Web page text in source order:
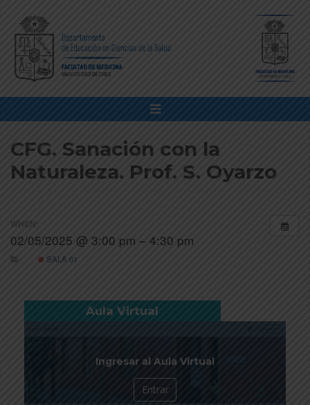
CFG. Sanación con la
Naturaleza. Prof. S. Oyarzo
WHEN:
02/05/2025 @ 3:00 pm – 4:30 pm
SALA 01
Aula Virtual
Ingresar al Aula Virtual
Entrar